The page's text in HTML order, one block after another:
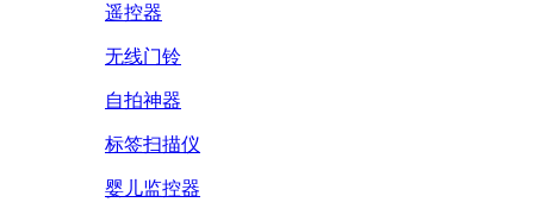
遥控器
无线门铃
自拍神器
标签扫描仪
婴儿监控器